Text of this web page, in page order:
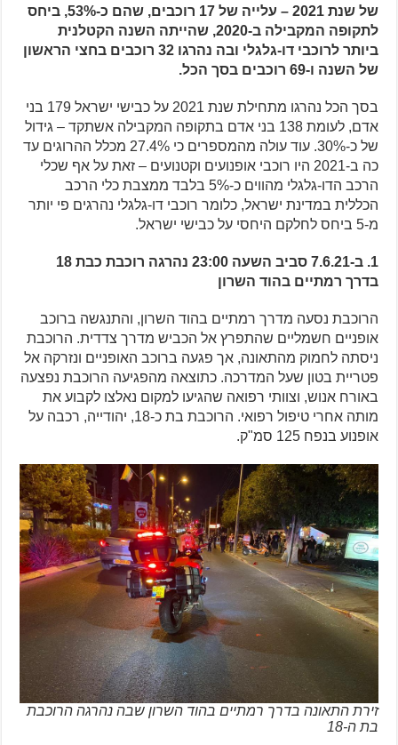
של שנת 2021 – עלייה של 17 רוכבים, שהם כ-53%, ביחס
לתקופה המקבילה ב-2020, שהייתה השנה הקטלנית
ביותר לרוכבי דו-גלגלי ובה נהרגו 32 רוכבים בחצי הראשון
של השנה ו-69 רוכבים בסך הכל.
בסך הכל נהרגו מתחילת שנת 2021 על כבישי ישראל 179 בני
אדם, לעומת 138 בני אדם בתקופה המקבילה אשתקד – גידול
של כ-30%. עוד עולה מהמספרים כי 27.4% מכלל ההרוגים עד
כה ב-2021 היו רוכבי אופנועים וקטנועים – זאת על אף שכלי
הרכב הדו-גלגלי מהווים כ-5% בלבד ממצבת כלי הרכב
הכללית במדינת ישראל, כלומר רוכבי דו-גלגלי נהרגים פי יותר
מ-5 ביחס לחלקם היחסי על כבישי ישראל.
1. ב-7.6.21 סביב השעה 23:00 נהרגה רוכבת כבת 18
בדרך רמתיים בהוד השרון
הרוכבת נסעה מדרך רמתיים בהוד השרון, והתנגשה ברוכב
אופניים חשמליים שהתפרץ אל הכביש מדרך צדדית. הרוכבת
ניסתה לחמוק מהתאונה, אך פגעה ברוכב האופניים ונזרקה אל
פטריית בטון שעל המדרכה. כתוצאה מהפגיעה הרוכבת נפצעה
באורח אנוש, וצוותי רפואה שהגיעו למקום נאלצו לקבוע את
מותה אחרי טיפול רפואי. הרוכבת בת כ-18, יהודייה, רכבה על
אופנוע בנפח 125 סמ"ק.
זירת התאונה בדרך רמתיים בהוד השרון שבה נהרגה הרוכבת
בת ה-18